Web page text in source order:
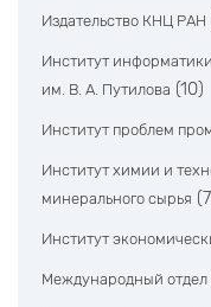
Издательство КНЦ РАН
Институт
им. В. А. Путилова (10)
Институт проблем
Институт химии и
минерального сырья
Институт
Международный отдел